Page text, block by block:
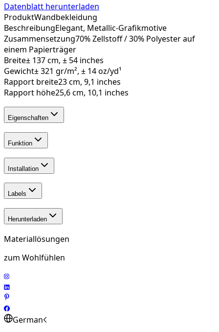
Datenblatt herunterladen
ProduktWandbekleidung
BeschreibungElegant, Metallic-Grafikmotive
Zusammensetzung70% Zellstoff / 30% Polyester auf
einem Papierträger
Breite± 137 cm, ± 54 inches
Gewicht± 321 gr/m², ± 14 oz/yd¹
Rapport breite23 cm, 9,1 inches
Rapport höhe25,6 cm, 10,1 inches
Eigenschaften
Funktion
Installation
Labels
Herunterladen
Materiallösungen
zum Wohlfühlen
German